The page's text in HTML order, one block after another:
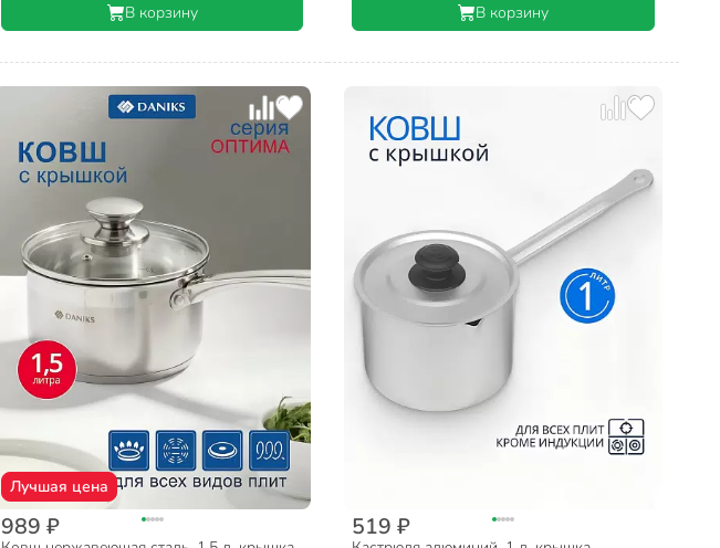
В корзину В корзину
Лучшая цена
989 ₽ 519 ₽